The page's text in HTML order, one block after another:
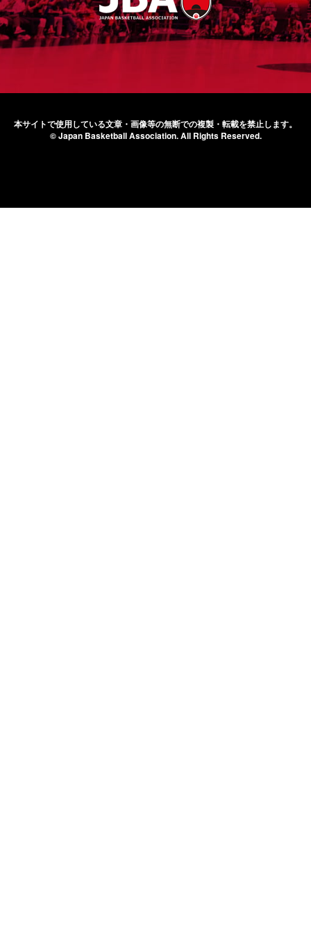
本サイトで使用している文章・画像等の無断での複製・転載を禁止します。
© Japan Basketball Association.All Rights Reserved.